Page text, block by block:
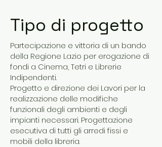
Tipo di progetto
Partecipazione e vittoria di un bando
della Regione Lazio per erogazione di
fondi a Cinema, Tetri e Librerie
Indipendenti.
Progetto e direzione dei Lavori per la
realizzazione delle modifiche
funzionali degli ambienti e degli
impianti necessari. Progettazione
esecutiva di tutti gli arredi fissi e
mobili della libreria.